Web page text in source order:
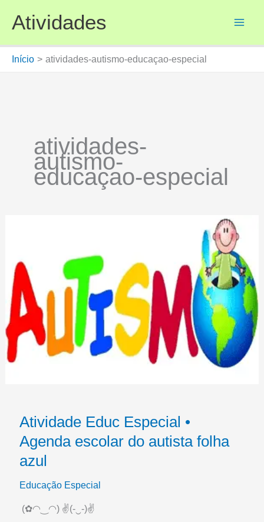
para
conteúdo
Atividades
Início atividades-autismo-educaçao-especial
atividades-
autismo-
educaçao-especial
Atividade Educ Especial •
Agenda escolar do autista folha
azul
Educação Especial
(✿◠‿◠) ✌(-‿-)✌